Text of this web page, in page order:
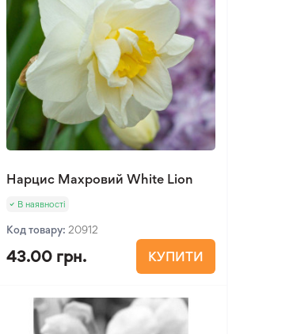
Нарцис Махровий White Lion
В наявності
Код товару: 20912
43.00 грн. КУПИТИ